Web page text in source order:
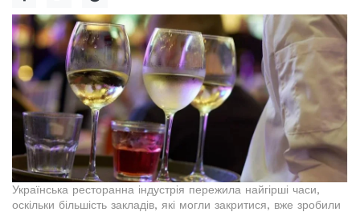
Українська ресторанна індустрія пережила найгірші часи,
оскільки більшість закладів, які могли закритися, вже зробили